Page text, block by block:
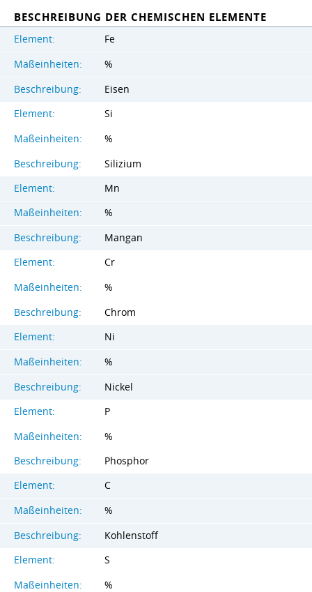
BESCHREIBUNG DER CHEMISCHEN ELEMENTE
Element:
Fe
Maßeinheiten:
%
Beschreibung:
Eisen
Element:
Si
Maßeinheiten:
%
Beschreibung:
Silizium
Element:
Mn
Maßeinheiten:
%
Beschreibung:
Mangan
Element:
Cr
Maßeinheiten:
%
Beschreibung:
Chrom
Element:
Ni
Maßeinheiten:
%
Beschreibung:
Nickel
Element:
P
Maßeinheiten:
%
Beschreibung:
Phosphor
Element:
C
Maßeinheiten:
%
Beschreibung:
Kohlenstoff
Element:
S
Maßeinheiten:
%